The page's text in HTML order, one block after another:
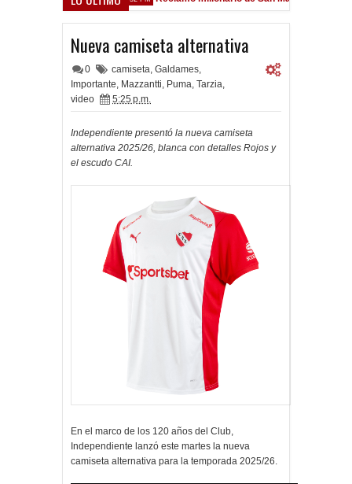
Nueva camiseta alternativa
0 camiseta, Galdames,
Importante, Mazzantti, Puma, Tarzia,
video
5:25 p.m.
Independiente presentó la nueva camiseta
alternativa 2025/26, blanca con detalles Rojos y
el escudo CAI.
En el marco de los 120 años del Club,
Independiente lanzó este martes la nueva
camiseta alternativa para la temporada 2025/26.